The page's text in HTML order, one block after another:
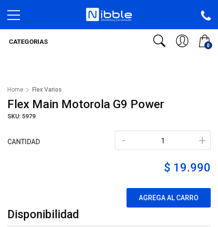
0
CATEGORIAS
Home Flex Varios
Flex Main Motorola G9 Power
SKU: 5979
CANTIDAD +
-
$ 19.990
AGREGA AL CARRO
Disponibilidad